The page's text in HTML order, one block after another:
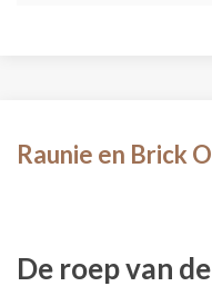
Raunie en Brick
De roep van